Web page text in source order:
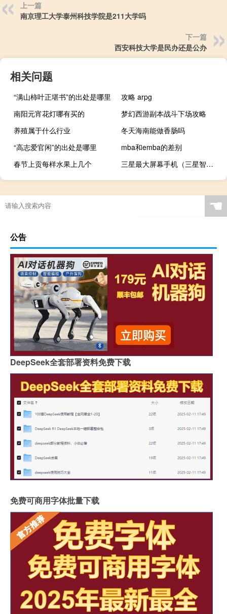
上一篇
南京理工大学泰州科技学院是211大学吗
下一篇
西安科技大学是民办还是公办
相关问题
“满山柿叶正堪书”的出处是哪里
攻略 arpg
南阳元宵花灯哪有买的
梦幻西游副本战斗下场攻略
养殖属于什么行业
冬天海南能做香肠吗
“高志爱官闲”的出处是哪里
mba和emba的差别
春节上贡每样水果上几个
三星最大屏幕手机（三星智能手机1000元以下大屏的有那几款）
☚
公告
DeepSeek全套部署资料免费下载
免费可商用字体批量下载